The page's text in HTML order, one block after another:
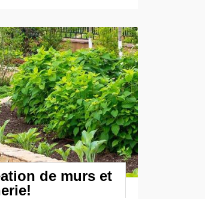
de murs et